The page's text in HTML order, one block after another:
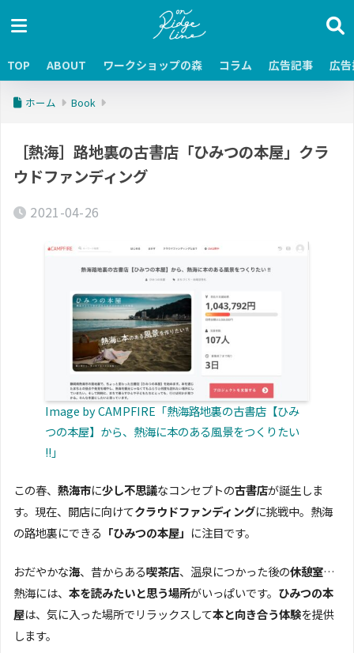
TOP ABOUT ワークショップの森 コラム 広告記事 広
ホーム Book
［熱海］路地裏の古書店「ひみつの本屋」クラ
ウドファンディング
2021-04-26
Image by CAMPFIRE「熱海路地裏の古書店【ひみ
つの本屋】から、熱海に本のある風景をつくりたい
!!」
この春、 熱海市に少し不思議なコンセプトの古書店が誕生しま
す。現在、開店に向けてクラウドファンディングに挑戦中。熱海
の路地裏にできる 「ひみつの本屋」 に注目です。
おだやかな海、昔からある喫茶店、温泉につかった後の休憩室…
熱海には、 本を読みたいと思う場所がいっぱいです。 ひみつの本
屋は、気に入った場所でリラックスして本と向き合う体験を提供
します。